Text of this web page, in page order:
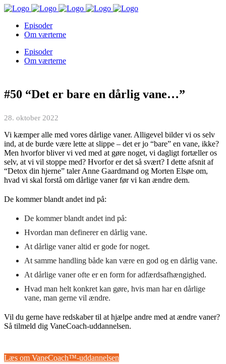
Episoder
Om værterne
Episoder
Om værterne
#50 “Det er bare en dårlig vane…”
28. oktober 2022
Vi kæmper alle med vores dårlige vaner. Alligevel bilder vi os selv
ind, at de burde være lette at slippe – det er jo “bare” en vane, ikke?
Men hvorfor bliver vi ved med at gøre noget, vi dagligt fortæller os
selv, at vi vil stoppe med? Hvorfor er det så svært? I dette afsnit af
“Detox din hjerne” taler Anne Gaardmand og Morten Elsøe om,
hvad vi skal forstå om dårlige vaner før vi kan ændre dem.
De kommer blandt andet ind på:
De kommer blandt andet ind på:
Hvordan man definerer en dårlig vane.
At dårlige vaner altid er gode for noget.
At samme handling både kan være en god og en dårlig vane.
At dårlige vaner ofte er en form for adfærdsafhængighed.
Hvad man helt konkret kan gøre, hvis man har en dårlige
vane, man gerne vil ændre.
Vil du gerne have redskaber til at hjælpe andre med at ændre vaner?
Så tilmeld dig VaneCoach-uddannelsen.
Læs om VaneCoach™-uddannelsen